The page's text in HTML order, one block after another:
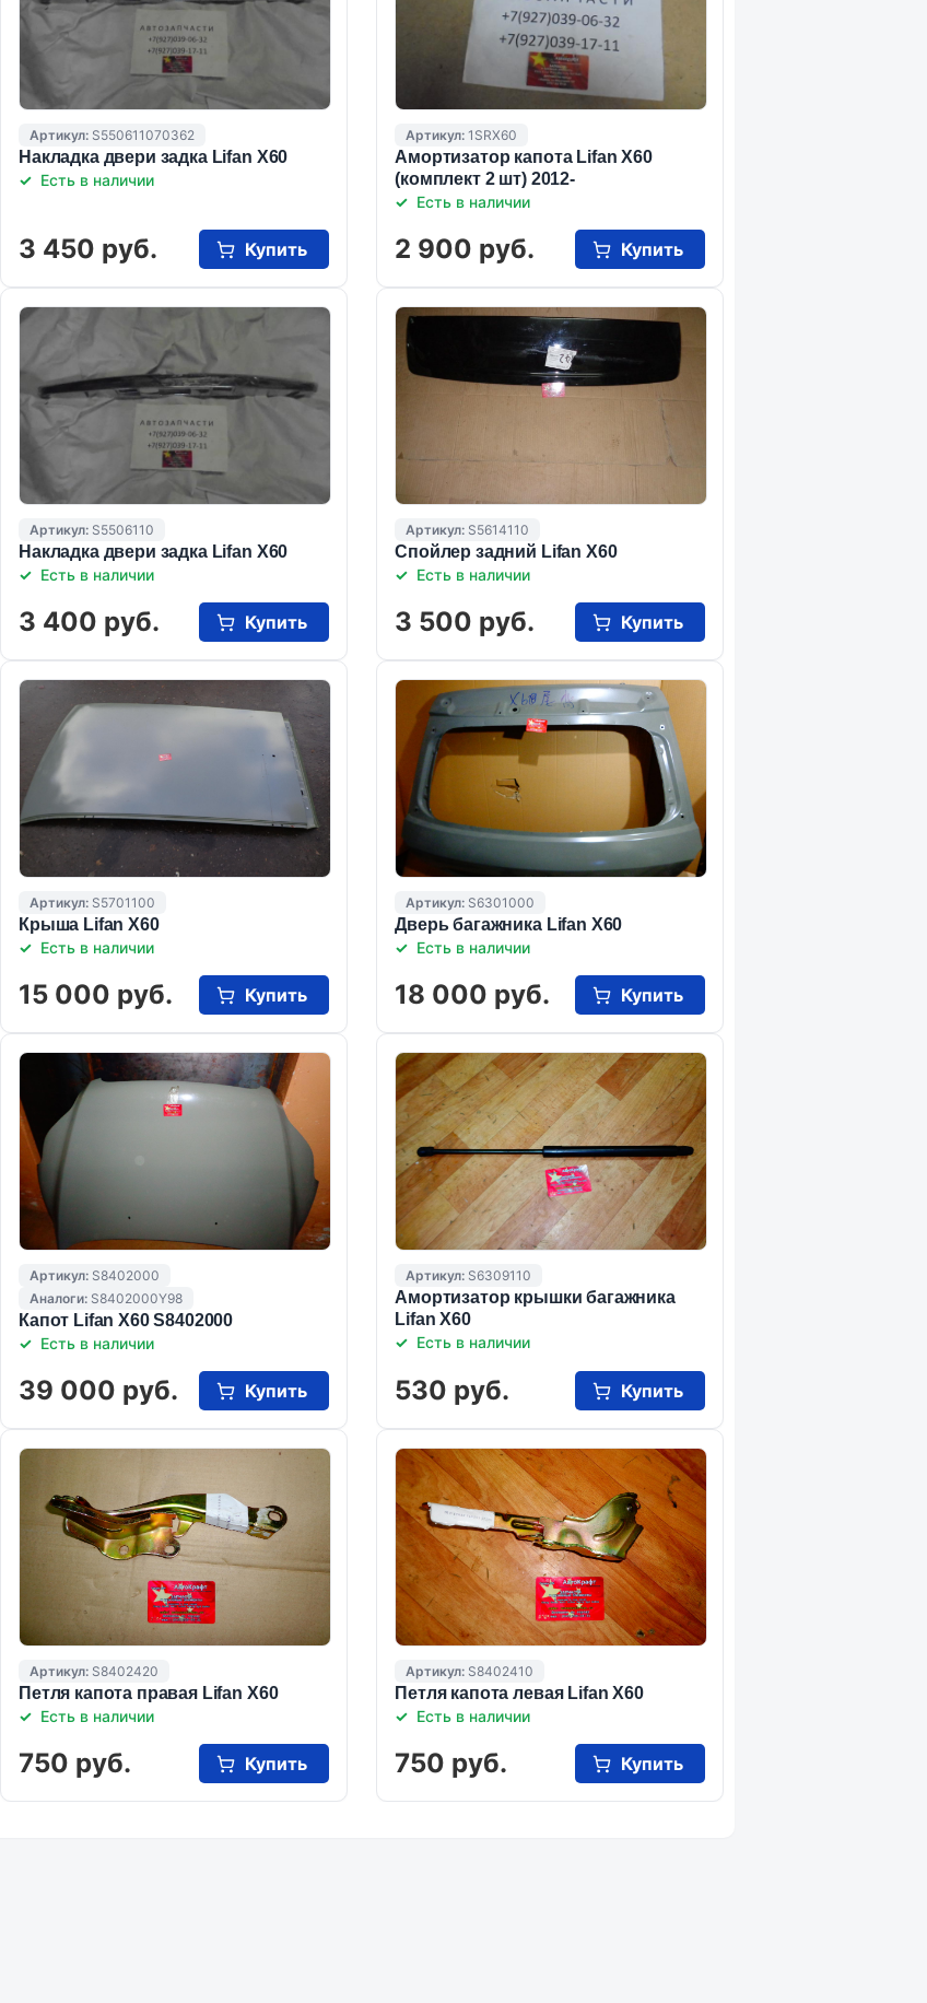
Артикул: S550611070362
Накладка двери задка Lifan X60
Есть в наличии
3 450 руб. Купить
Артикул:1SRX60
Амортизатор капота Lifan X60
(комплект 2 шт) 2012-
Есть в наличии
2 900 руб. Купить
Артикул: S5506110
Накладка двери задка Lifan X60
Есть в наличии
3 400 руб. Купить
Артикул: S5614110
Спойлер задний Lifan X60
Есть в наличии
3 500 руб. Купить
Артикул: S5701100
Крыша Lifan X60
Есть в наличии
15 000 руб. Купить
Артикул: S6301000
Дверь багажника Lifan X60
Есть в наличии
18 000 руб. Купить
Артикул: S8402000
Аналоги: S8402000Y98
Капот Lifan X60 S8402000
Есть в наличии
39 000 руб. Купить
Артикул: S6309110
Амортизатор крышки багажника
Lifan X60
Есть в наличии
530 руб. Купить
Артикул: S8402420
Петля капота правая Lifan X60
Есть в наличии
750 руб. Купить
Артикул: S8402410
Петля капота левая Lifan X60
Есть в наличии
750 руб. Купить